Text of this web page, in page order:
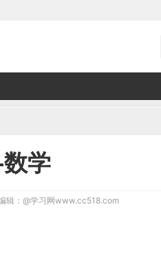
学
辑： @学习网www.cc518.com